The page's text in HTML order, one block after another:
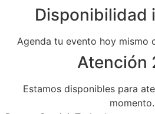
Disponibilidad
Agenda tu evento hoy mismo
Atención
Estamos disponibles para
momento.